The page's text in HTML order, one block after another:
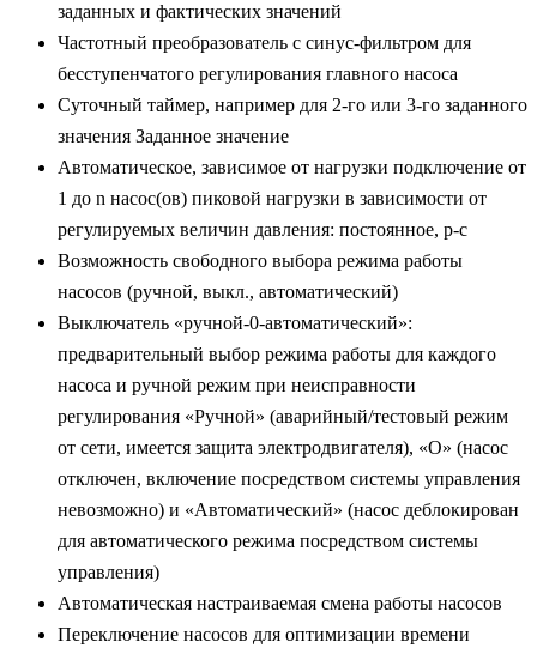
заданных и фактических значений
Частотный преобразователь с синус-фильтром для
бесступенчатого регулирования главного насоса
Суточный таймер, например для 2-го или 3-го заданного
значения Заданное значение
Автоматическое, зависимое от нагрузки подключение от
1 до n насос(ов) пиковой нагрузки в зависимости от
регулируемых величин давления: постоянное, p-c
Возможность свободного выбора режима работы
насосов (ручной, выкл., автоматический)
Выключатель «ручной-0-автоматический»:
предварительный выбор режима работы для каждого
насоса и ручной режим при неисправности
регулирования «Ручной» (аварийный/тестовый режим
от сети, имеется защита электродвигателя), «O» (насос
отключен, включение посредством системы управления
невозможно) и «Автоматический» (насос деблокирован
для автоматического режима посредством системы
управления)
Автоматическая настраиваемая смена работы насосов
Переключение насосов для оптимизации времени